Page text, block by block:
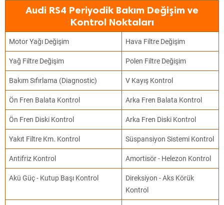
Audi RS4 Periyodik Bakım Değişim ve
Kontrol Noktaları
Motor Yağı Değişim Hava Filtre Değişim
Yağ Filtre Değişim Polen Filtre Değişim
Bakım Sıfırlama (Diagnostic) V Kayış Kontrol
Ön Fren Balata Kontrol Arka Fren Balata Kontrol
Ön Fren Diski Kontrol Arka Fren Diski Kontrol
Yakıt Filtre Km. Kontrol Süspansiyon Sistemi Kontrol
Antifriz Kontrol Amortisör - Helezon Kontrol
Akü Güç - Kutup Başı Kontrol
Direksiyon - Aks Körük
Kontrol